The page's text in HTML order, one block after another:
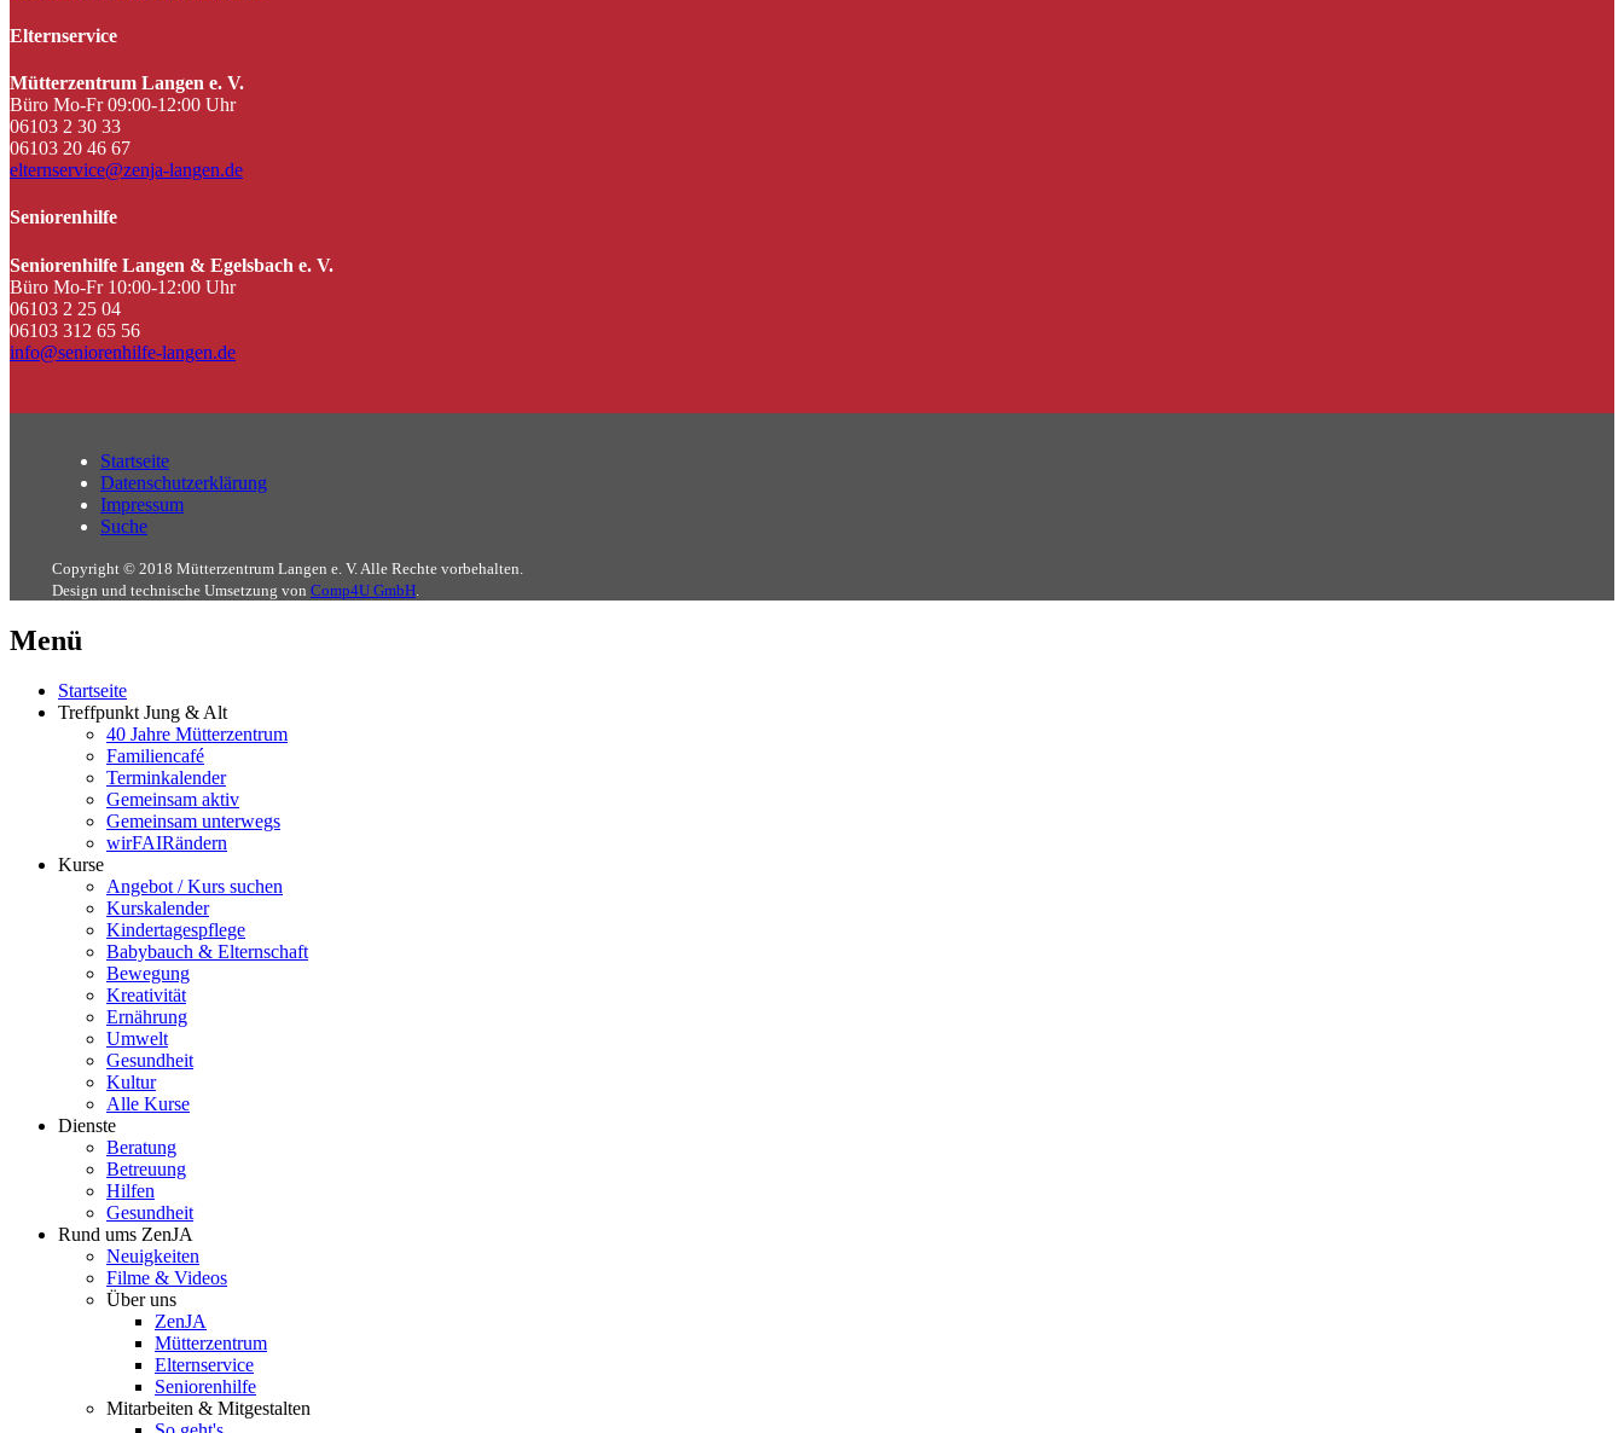
Elternservice
Mütterzentrum Langen e. V.
Büro Mo-Fr 09:00-12:00 Uhr
06103 2 30 33
06103 20 46 67
elternservice@zenja-langen.de
Seniorenhilfe
Seniorenhilfe Langen & Egelsbach e. V.
Büro Mo-Fr 10:00-12:00 Uhr
06103 2 25 04
06103 312 65 56
info@seniorenhilfe-langen.de
Startseite
Datenschutzerklärung
Impressum
Suche
Copyright © 2018 Mütterzentrum Langen e. V. Alle Rechte vorbehalten.
Design und technische Umsetzung von Comp4U GmbH
Menü
Startseite
Treffpunkt Jung & Alt
40 Jahre Mütterzentrum
Familiencafé
Terminkalender
Gemeinsam aktiv
Gemeinsam unterwegs
wirFAIRändern
Kurse
Angebot / Kurs suchen
Kurskalender
Kindertagespflege
Babybauch & Elternschaft
Bewegung
Kreativität
Ernährung
Umwelt
Gesundheit
Kultur
Alle Kurse
Dienste
Beratung
Betreuung
Hilfen
Gesundheit
Rund ums ZenJA
Neuigkeiten
Filme & Videos
Über uns
ZenJA
Mütterzentrum
Elternservice
Seniorenhilfe
Mitarbeiten & Mitgestalten